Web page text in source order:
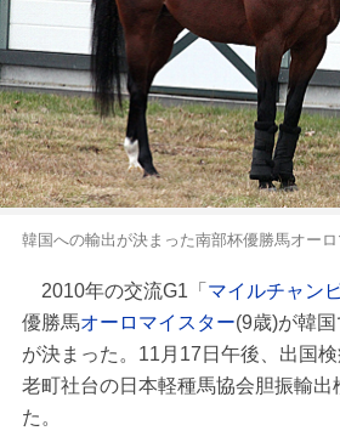
韓国への輸出が決まった南部杯優勝馬オー
2010年の交流G1「マイルチャン
優勝馬オーロマイスター(9歳)が韓
が決まった。11月17日午後、出国
老町社台の日本軽種馬協会胆振輸出
た。